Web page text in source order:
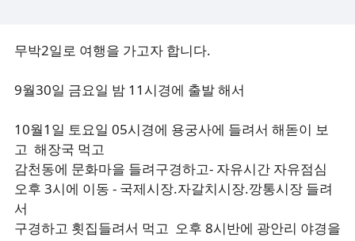
무박2일로 여행을 가고자 합니다.
9월30일 금요일 밤 11시경에 출발 해서
10월1일 토요일 05시경에 용궁사에 들려서 해돋이 보
고 해장국 먹고
감천동에 문화마을 들려구경하고- 자유시간 자유점심
오후 3시에 이동 - 국제시장.자갈치시장.깡통시장 들려
서
구경하고 횟집들려서 먹고 오후 8시반에 광안리 야경을